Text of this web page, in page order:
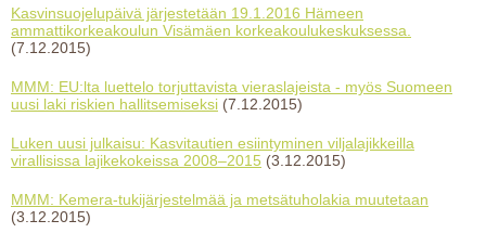
Kasvinsuojelupäivä järjestetään 19.1.2016 Hämeen
ammattikorkeakoulun Visämäen korkeakoulukeskuksessa.
(7.12.2015)
MMM: EU:lta luettelo torjuttavista vieraslajeista - myös Suomeen
uusi laki riskien hallitsemiseksi (7.12.2015)
Luken uusi julkaisu: Kasvitautien esiintyminen viljalajikkeilla
virallisissa lajikekokeissa 2008–2015 (3.12.2015)
MMM: Kemera-tukijärjestelmää ja metsätuholakia muutetaan
(3.12.2015)